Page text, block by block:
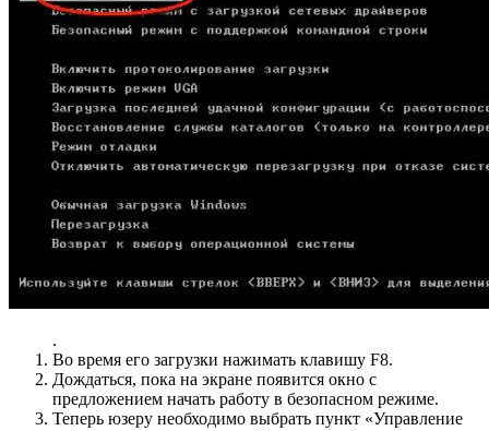
.
Во время его загрузки нажимать клавишу F8.
Дождаться, пока на экране появится окно с
предложением начать работу в безопасном режиме.
Теперь юзеру необходимо выбрать пункт «Управление